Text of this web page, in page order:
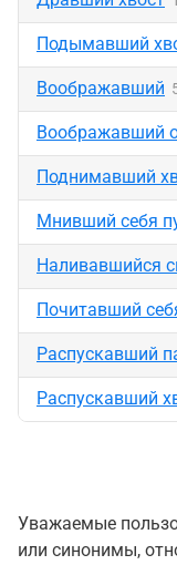
Подымавший
Воображавший
Воображавший
Поднимавший
Мнивший себя
Наливавшийся
Почитавший
Распускавший
Распускавший
Уважаемые
или синонимы,